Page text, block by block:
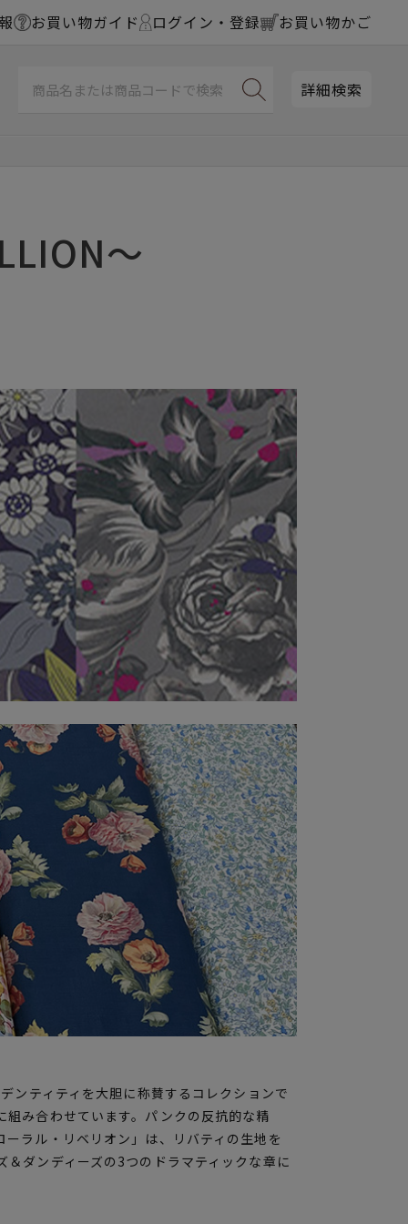
お買い物ガイド ログイン・登録 お買い物かご
詳細検索
～
ンティティを大胆に称賛するコレクションで
み合わせています。パンクの反抗的な精
ラル・リベリオン」は、リバティの生地を
ダンディーズの3つのドラマティックな章に